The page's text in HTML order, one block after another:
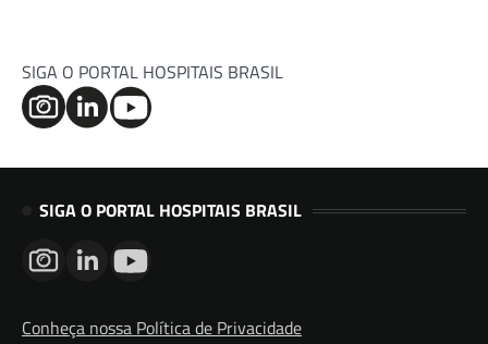
SIGA O PORTAL HOSPITAIS BRASIL
SIGA O PORTAL HOSPITAIS BRASIL
Conheça nossa Política de Privacidade